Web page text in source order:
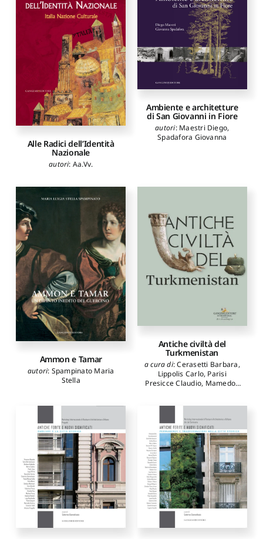
Alle Radici dell’Identità
Nazionale
autori: Aa.Vv.
Ambiente e architetture
di San Giovanni in Fiore
autori: Maestri Diego,
Spadafora Giovanna
Ammon e Tamar
autori: Spampinato Maria
Stella
Antiche civiltà del
Turkmenistan
a cura di:Cerasetti Barbara,
Lippolis Carlo, Parisi
Presicce Claudio, Mamedov